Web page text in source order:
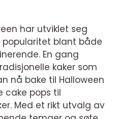
har utviklet seg
blant både
En gang
kaker som
nå bake til Halloween
cake pops til
Med et rikt utvalg av